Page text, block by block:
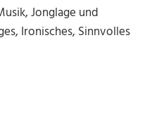
Jonglage und
Ironisches, Sinnvolles